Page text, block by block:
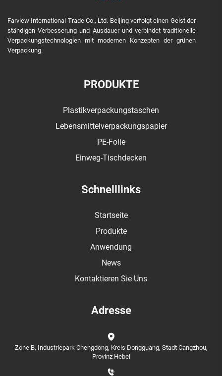
Farview International Trade Co., Ltd. Beijing verfolgt einen Geist der
ständigen Verbesserung und Ausdauer und verbindet traditionelle
Verpackungstechnologien mit modernen Konzepten der grünen
Verpackung.
PRODUKTE
Plastikverpackungstaschen
Lebensmittelverpackungspapier
PE-Folie
Einweg-Tischdecken
Schnelllinks
Startseite
Produkte
Anwendung
News
Kontaktieren Sie Uns
Adresse
Zone B, Industriepark Chengdong, Kreis Dongguang, Stadt Cangzhou,
Provinz Hebei